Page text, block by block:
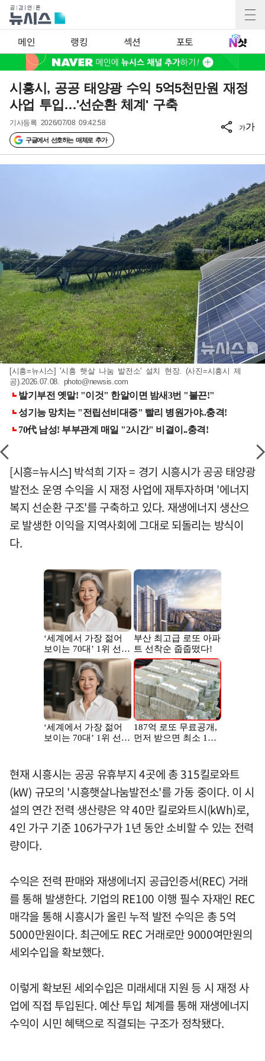
메인 랭킹 섹션 포토
시흥시, 공공 태양광 수익 5억5천만원 재정
사업 투입…'선순환 체계' 구축
기사등록 2026/07/08 09:42:58
구글에서 선호하는 매체로 추가
가가
[시흥=뉴시스] '시흥 햇살 나눔 발전소' 설치 현장. (사진=시흥시 제
공).2026.07.08. photo@newsis.com
[시흥=뉴시스] 박석희 기자 = 경기 시흥시가 공공 태양광
발전소 운영 수익을 시 재정 사업에 재투자하며 '에너지
복지 선순환 구조'를 구축하고 있다. 재생에너지 생산으
로 발생한 이익을 지역사회에 그대로 되돌리는 방식이
다.
현재 시흥시는 공공 유휴부지 4곳에 총 315킬로와트
(kW) 규모의 '시흥햇살나눔발전소'를 가동 중이다. 이 시
설의 연간 전력 생산량은 약 40만 킬로와트시(kWh)로,
4인 가구 기준 106가구가 1년 동안 소비할 수 있는 전력
량이다.
수익은 전력 판매와 재생에너지 공급인증서(REC) 거래
를 통해 발생한다. 기업의 RE100 이행 필수 자재인 REC
매각을 통해 시흥시가 올린 누적 발전 수익은 총 5억
5000만원이다. 최근에도 REC 거래로만 9000여만원의
세외수입을 확보했다.
이렇게 확보된 세외수입은 미래세대 지원 등 시 재정 사
업에 직접 투입된다. 예산 투입 체계를 통해 재생에너지
수익이 시민 혜택으로 직결되는 구조가 정착됐다.